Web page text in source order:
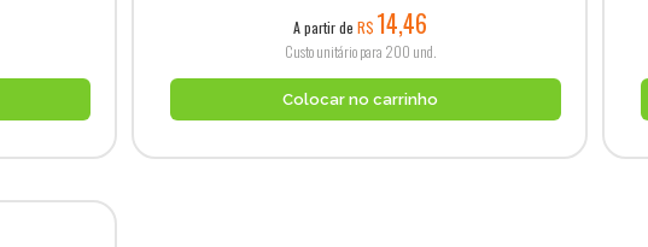
A partir de R$ 14,46
Custo unitário para 200 und.
Colocar no carrinho